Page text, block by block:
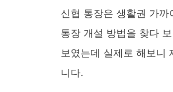
신협 통장은 생활권 가
통장 개설 방법을 찾다
보였는데 실제로 해보니
니다.